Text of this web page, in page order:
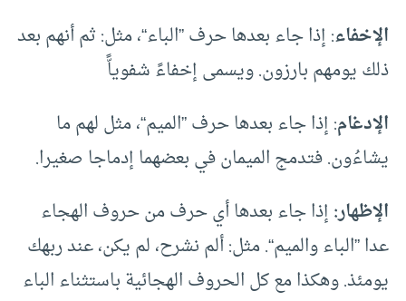
الإخفاء: إذا جاء بعدها حرف ”الباء“، مثل: ثم أنهم بعد
ذلك يومهم بارزون. ويسمى إخفاءً شفوياًّ
الإدغام: إذا جاء بعدها حرف ”الميم“، مثل لهم ما
يشاءُون. فتدمج الميمان في بعضهما إدماجا صغيرا.
الإظهار:إذا جاء بعدها أي حرف من حروف الهجاء
عدا ”الباء والميم“. مثل: ألم نشرح، لم يكن، عند ربهك
يومئذ. وهكذا مع كل الحروف الهجائية باستثناء الباء